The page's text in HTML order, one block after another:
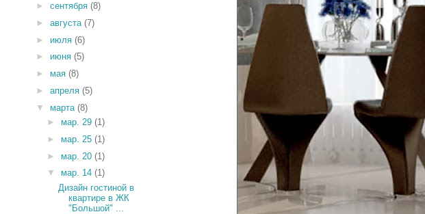
►сентября(8)
►августа(7)
► июля(6)
► июня(5)
► мая(8)
►апреля(5)
▼ марта(8)
► мар. 29 (1)
► мар. 25 (1)
► мар. 20 (1)
▼ мар. 14 (1)
Дизайн гостиной в
квартире в ЖК
"Большой" ...